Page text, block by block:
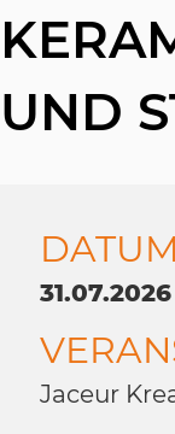
UND
Jaceur